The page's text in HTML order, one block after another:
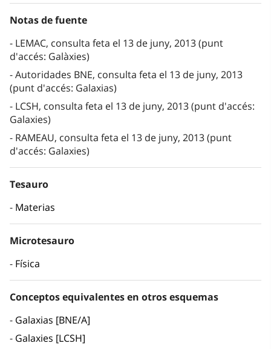
Notas de fuente
LEMAC, consulta feta el 13 de juny, 2013 (punt
d'accés: Galàxies)
Autoridades BNE, consulta feta el 13 de juny, 2013
(punt d'accés: Galaxias)
LCSH, consulta feta el 13 de juny, 2013 (punt d'accés:
Galaxies)
RAMEAU, consulta feta el 13 de juny, 2013 (punt
d'accés: Galaxies)
Tesauro
Materias
Microtesauro
Física
Conceptos equivalentes en otros esquemas
Galaxias [BNE/A]
Galaxies [LCSH]